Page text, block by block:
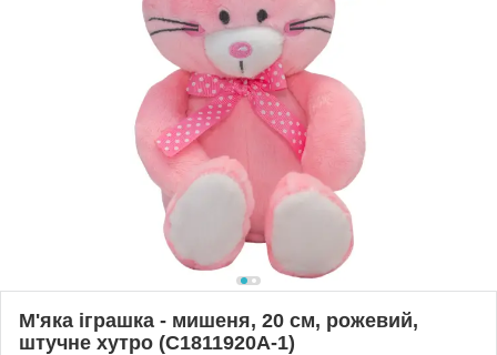
М'яка іграшка - мишеня, 20 см, рожевий,
штучне хутро (C1811920A-1)